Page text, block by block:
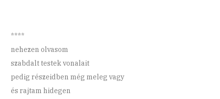
****
nehezen olvasom
szabdalt testek vonalait
pedig részeidben még meleg vagy
és rajtam hidegen